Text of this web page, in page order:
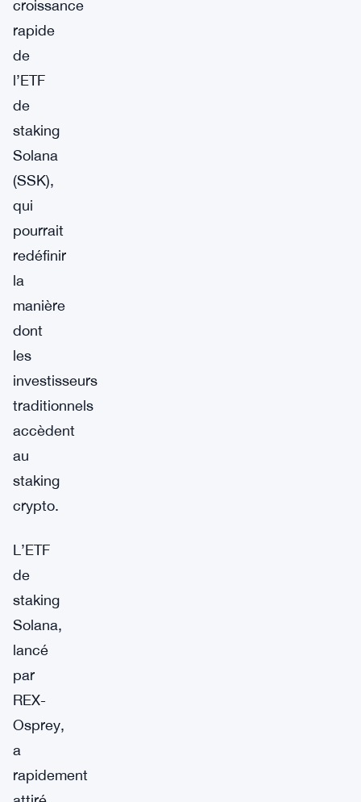
croissance
rapide
de
l’ETF
de
staking
Solana
(SSK),
qui
pourrait
redéfinir
la
manière
dont
les
investisseurs
traditionnels
accèdent
au
staking
crypto.
L’ETF
de
staking
Solana,
lancé
par
REX-
Osprey,
a
rapidement